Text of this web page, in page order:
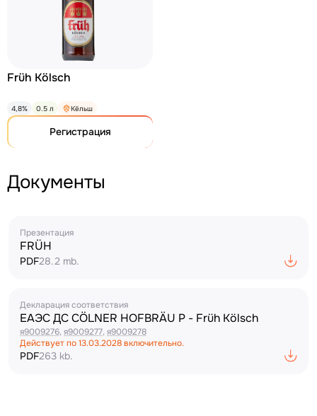
Früh Kölsch
4,8% 0.5 л Кёльш
Регистрация
Документы
Презентация
FRÜH
PDF28.2 mb.
Декларация соответствия
ЕАЭС ДС CÖLNER HOFBRÄU P - Früh Kölsch
я9009276,я9009277,я9009278
Действует по13.03.2028включительно.
PDF263 kb.